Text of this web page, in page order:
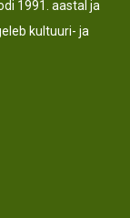
1991. aastal ja
kultuuri- ja